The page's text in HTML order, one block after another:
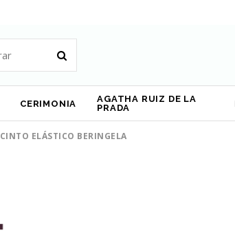
CERIMONIA
AGATHA RUIZ DE LA
PRADA
CINTO ELÁSTICO BERINGELA